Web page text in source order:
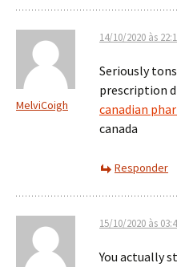
MelviCoigh
14/10/2020 às
Seriously
prescription
canadian
canada
Responder
15/10/2020 às
You actually